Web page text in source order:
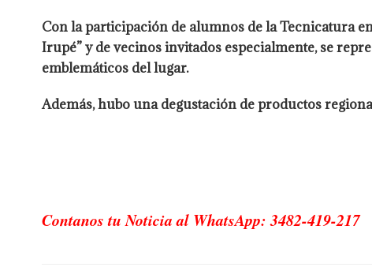
Con la participación de alumnos de la Tecnicatura
Irupé” y de vecinos invitados especialmente, se
emblemáticos del lugar.
Además, hubo una degustación de productos
Contanos tu Noticia al WhatsApp: 3482-419-217